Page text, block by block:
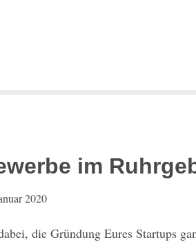
im
2020
die Gründung Eures Startups